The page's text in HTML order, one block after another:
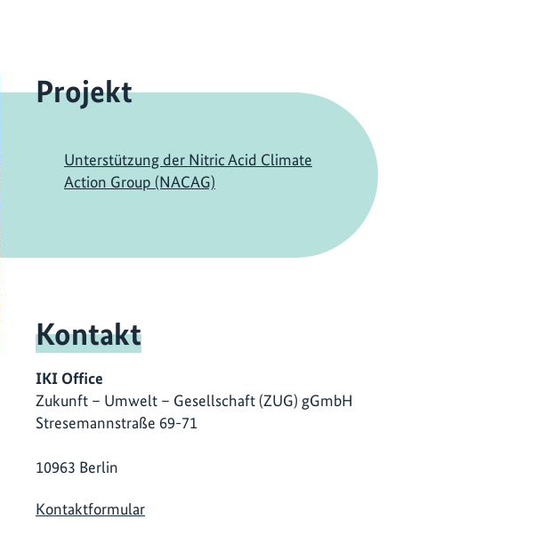
Projekt
Unterstützung der Nitric Acid Climate
Action Group (NACAG)
Kontakt
IKI Office
Zukunft – Umwelt – Gesellschaft (ZUG) gGmbH
Stresemannstraße 69-71
10963 Berlin
Kontaktformular